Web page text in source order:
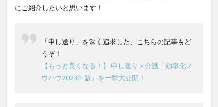
にご紹介したいと思います！
「申し送り」を深く追求した、こちらの記事もど
うぞ！
【もっと良くなる！】 申し送り × 介護「効率化ノ
ウハウ2023年版」を一挙大公開！
社内コミュニケーション
社内ポイントシステム
介護DX
AprilDream ケアニン